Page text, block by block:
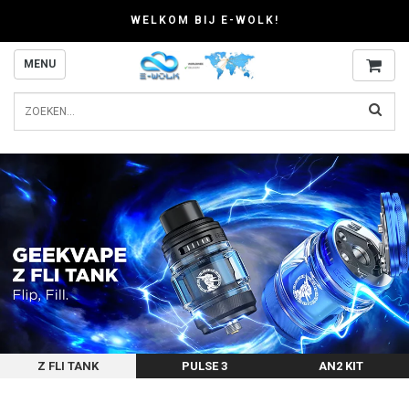
WELKOM BIJ E-WOLK!
MENU
Z FLI TANK PULSE 3 AN2 KIT